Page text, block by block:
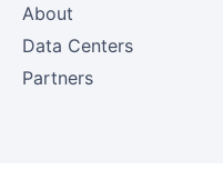
About
Data Centers
Partners